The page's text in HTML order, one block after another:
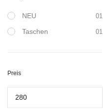
NEU 01
Taschen 01
Preis
Preis